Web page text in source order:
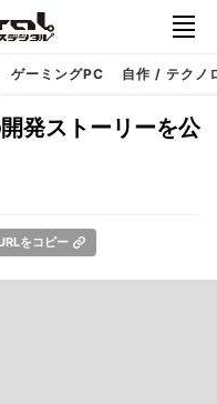
ゲーミングPC 自作 / テクノ
発ストーリーを公
をコピー